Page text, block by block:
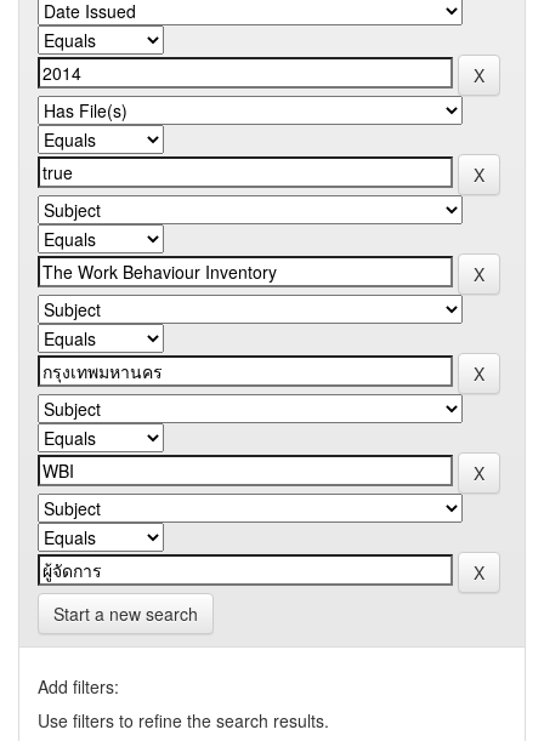
Start a new search
Add filters:
Use filters to refine the search results.